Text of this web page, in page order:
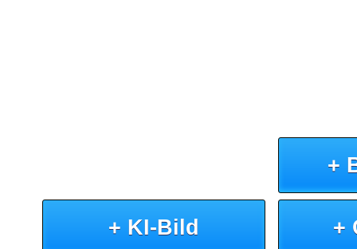
+
+ KI-Bild +